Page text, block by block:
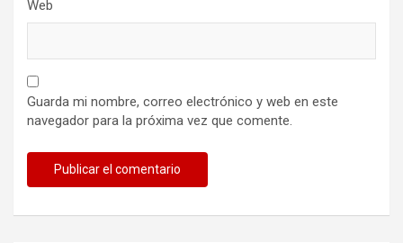
Web
Guarda mi nombre, correo electrónico y web en este
navegador para la próxima vez que comente.